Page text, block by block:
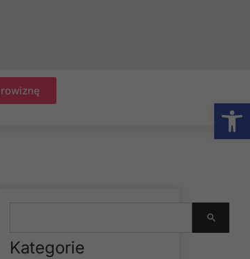
Kategorie